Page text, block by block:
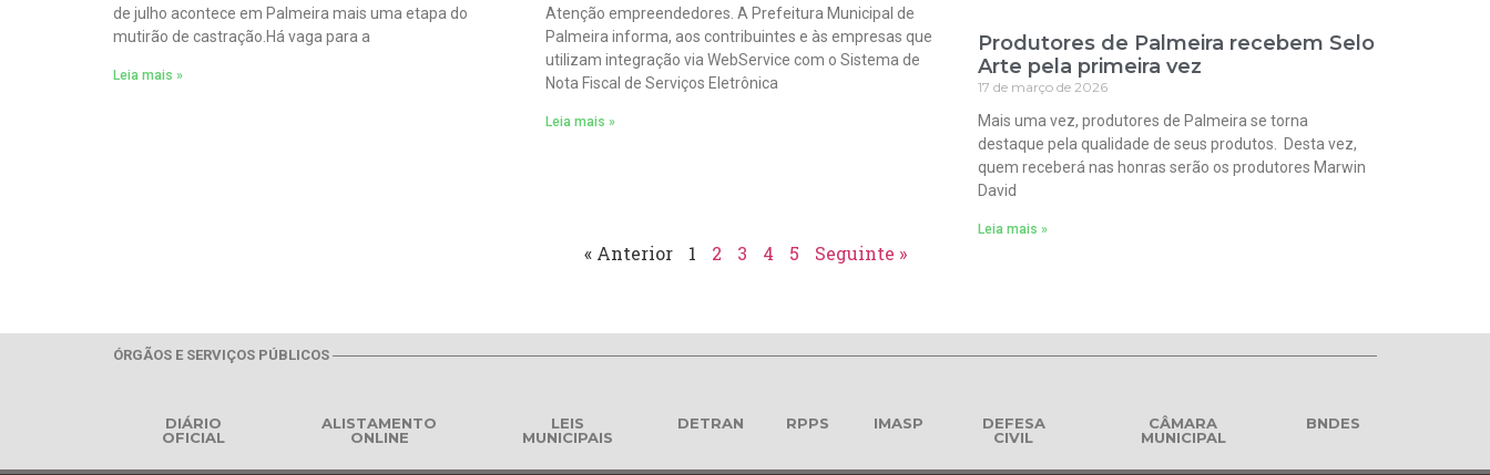
de julho acontece em Palmeira mais uma etapa do
mutirão de castração.Há vaga para a
Leia mais »
Atenção empreendedores. A Prefeitura Municipal de
Palmeira informa, aos contribuintes e às empresas que
utilizam integração via WebService com o Sistema de
Nota Fiscal de Serviços Eletrônica
Leia mais »
Produtores de Palmeira recebem Selo
Arte pela primeira vez
17 de março de 2026
Mais uma vez, produtores de Palmeira se torna
destaque pela qualidade de seus produtos. Desta vez,
quem receberá nas honras serão os produtores Marwin
David
Leia mais »
« Anterior 1 2 3 4 5 Seguinte »
ÓRGÃOS E SERVIÇOS PÚBLICOS
DIÁRIO
OFICIAL
ALISTAMENTO
ONLINE
LEIS
MUNICIPAIS
DETRAN RPPS IMASP
DEFESA
CIVIL
CÂMARA
MUNICIPAL
BNDES